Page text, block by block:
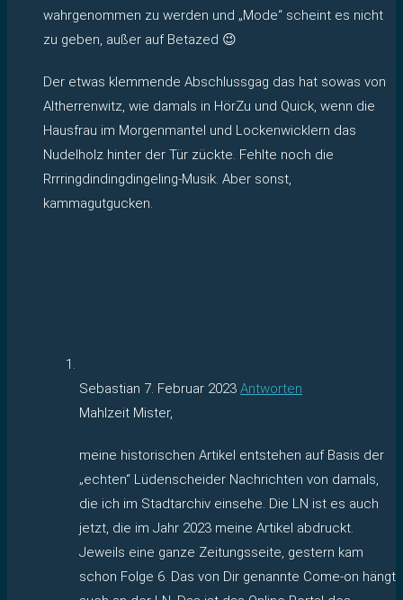
wahrgenommen zu werden und „Mode“ scheint es nicht
zu geben, außer auf Betazed 😉
Der etwas klemmende Abschlussgag das hat sowas von
Altherrenwitz, wie damals in HörZu und Quick, wenn die
Hausfrau im Morgenmantel und Lockenwicklern das
Nudelholz hinter der Tür zückte. Fehlte noch die
Rrrringdindingdingeling-Musik. Aber sonst,
kammagutgucken.
Sebastian 7. Februar 2023 Antworten
Mahlzeit Mister,
meine historischen Artikel entstehen auf Basis der
„echten“ Lüdenscheider Nachrichten von damals,
die ich im Stadtarchiv einsehe. Die LN ist es auch
jetzt, die im Jahr 2023 meine Artikel abdruckt.
Jeweils eine ganze Zeitungsseite, gestern kam
schon Folge 6. Das von Dir genannte Come-on hängt